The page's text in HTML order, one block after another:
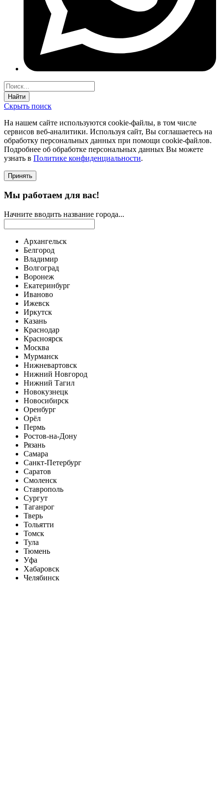
Найти
Скрыть поиск
На нашем сайте используются соokie-файлы, в том числе
сервисов веб-аналитики. Используя сайт, Вы соглашаетесь на
обработку персональных данных при помощи cookie-файлов.
Подробнее об обработке персональных данных Вы можете
узнать в Политике конфиденциальности.
Принять
Мы работаем для вас!
Начните вводить название города...
Архангельск
Белгород
Владимир
Волгоград
Воронеж
Екатеринбург
Иваново
Ижевск
Иркутск
Казань
Краснодар
Красноярск
Москва
Мурманск
Нижневартовск
Нижний Новгород
Нижний Тагил
Новокузнецк
Новосибирск
Оренбург
Орёл
Пермь
Ростов-на-Дону
Рязань
Самара
Санкт-Петербург
Саратов
Смоленск
Ставрополь
Сургут
Таганрог
Тверь
Тольятти
Томск
Тула
Тюмень
Уфа
Хабаровск
Челябинск